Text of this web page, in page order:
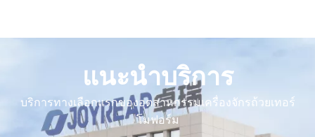
แนะนำบริการ
บริการทางเลือกแรกของอุตสาหกรรมเครื่องจักรถ้วยเทอร์
โมฟอร์ม